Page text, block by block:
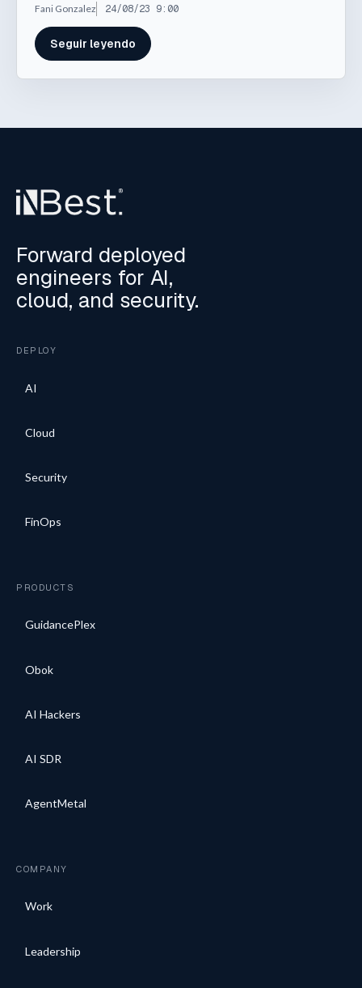
Fani Gonzalez 24/08/23 9:00
Seguir leyendo
Forward deployed
engineers for AI,
cloud, and security.
DEPLOY
AI
Cloud
Security
FinOps
PRODUCTS
GuidancePlex
Obok
AI Hackers
AI SDR
AgentMetal
COMPANY
Work
Leadership